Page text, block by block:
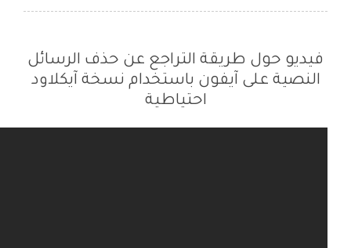
فيديو حول طريقة التراجع عن حذف الرسائل
النصية على آيفون باستخدام نسخة آيكلاود
احتياطية